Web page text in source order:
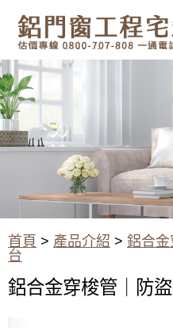
有鋁門窗的結露、隔熱
題？找我們就對了！估價
0800-707-808
陽台花台-穿梭管花台
首頁 > 產品介紹 > 鋁合
台
鋁合金穿梭管｜防